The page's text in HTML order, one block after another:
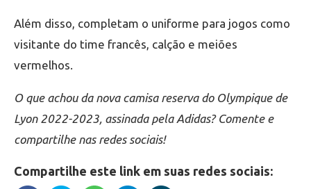
Além disso, completam o uniforme para jogos como
visitante do time francês, calção e meiões
vermelhos.
O que achou da nova camisa reserva do Olympique de
Lyon 2022-2023, assinada pela Adidas? Comente e
compartilhe nas redes sociais!
Compartilhe este link em suas redes sociais: